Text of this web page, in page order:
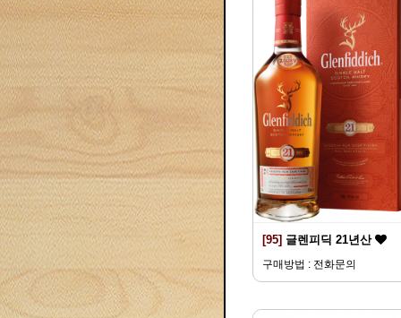
[95] 글렌피딕 21년산
구매방법 : 전화문의